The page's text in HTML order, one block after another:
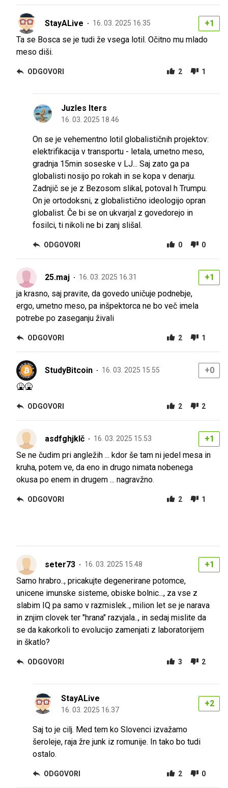
StayALive 16. 03. 2025 16.35
+1
Ta se Bosca se je tudi že vsega lotil. Očitno mu mlado
meso diši.
ODGOVORI 2 1
Juzles Iters
16. 03. 2025 18.46
On se je vehementno lotil globalističnih projektov:
elektrifikacija v transportu - letala, umetno meso,
gradnja 15min soseske v LJ... Saj zato ga pa
globalisti nosijo po rokah in se kopa v denarju.
Zadnjič se je z Bezosom slikal, potoval h Trumpu.
On je ortodoksni, z globalistično ideologijo opran
globalist. Če bi se on ukvarjal z govedorejo in
fosilci, ti nikoli ne bi zanj slišal.
ODGOVORI 0 0
25.maj 16. 03. 2025 16.31
+1
ja krasno, saj pravite, da govedo uničuje podnebje,
ergo, umetno meso, pa inšpektorca ne bo več imela
potrebe po zaseganju živali
ODGOVORI 2 1
StudyBitcoin 16. 03. 2025 15.55
+0
🤮🤮
ODGOVORI 2 2
asdfghjklč 16. 03. 2025 15.53
+1
Se ne čudim pri angležih ... kdor še tam ni jedel mesa in
kruha, potem ve, da eno in drugo nimata nobenega
okusa po enem in drugem ... nagravžno.
ODGOVORI 2 1
seter73 16. 03. 2025 15.48
+1
Samo hrabro.., pricakujte degenerirane potomce,
unicene imunske sisteme, obiske bolnic..., za vse z
slabim IQ pa samo v razmislek.., milion let se je narava
in znjim clovek ter "hrana" razvjala.., in sedaj mislite da
se da kakorkoli to evolucijo zamenjati z laboratorijem
in škatlo?
ODGOVORI 3 2
StayALive
16. 03. 2025 16.37
+2
Saj to je cilj. Med tem ko Slovenci izvažamo
šeroleje, raja žre junk iz romunije. In tako bo tudi
ostalo.
ODGOVORI 2 0